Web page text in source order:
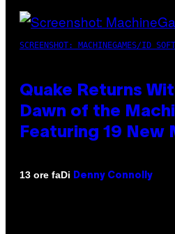
SCREENSHOT: MACHINEGAMES/ID
Quake Returns
Dawn of the
Featuring 19 New
13 ore faDi Denny Connolly